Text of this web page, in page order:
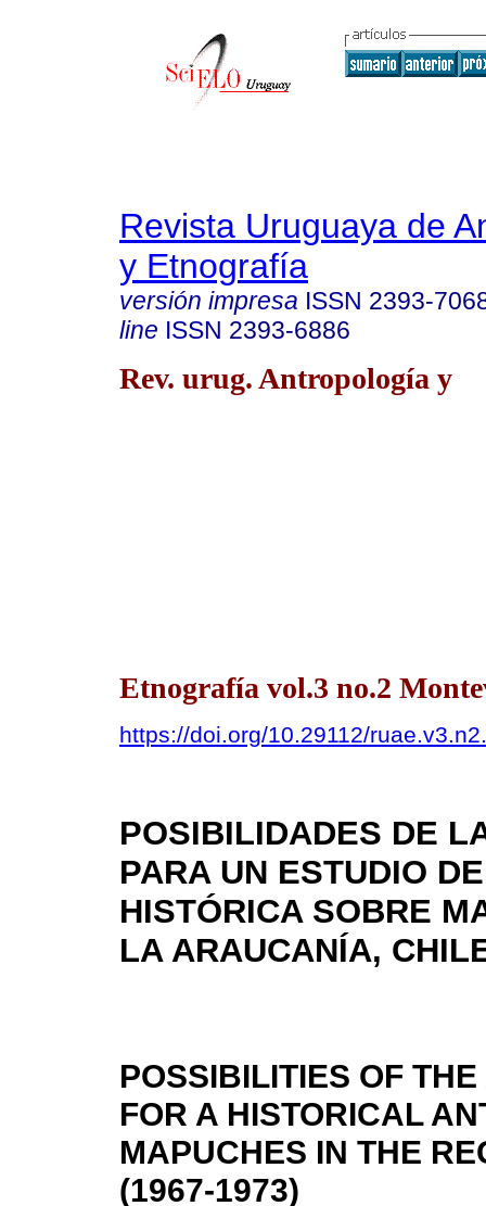
Revista Uruguaya de
y Etnografía
versión impresa ISSN 2393-
line ISSN 2393-6886
Rev. urug. Antropología y
Etnografía vol.3 no.2
https://doi.org/10.29112/
POSIBILIDADES DE
PARA UN ESTUDIO
HISTÓRICA SOBRE
LA ARAUCANÍA,
POSSIBILITIES OF
FOR A HISTORICAL
MAPUCHES IN THE
(1967-1973)